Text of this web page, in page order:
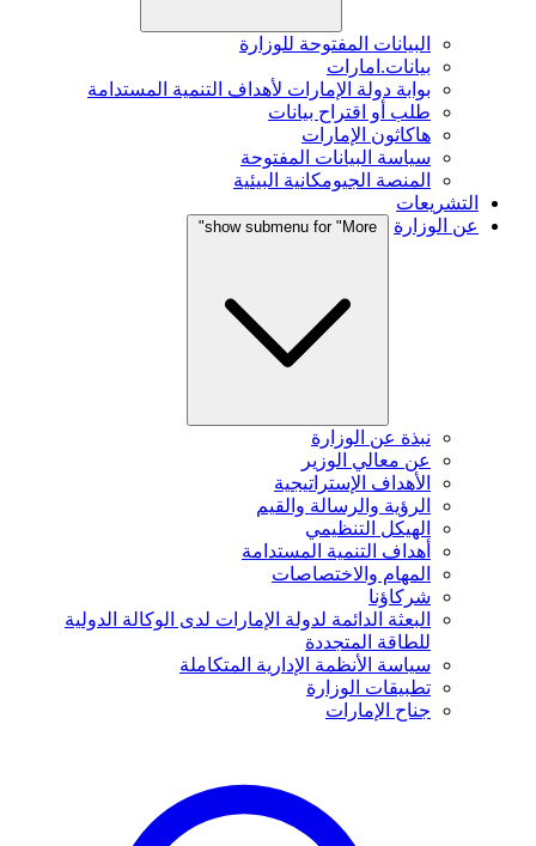
البيانات المفتوحة للوزارة
بيانات.امارات
بوابة دولة الإمارات لأهداف التنمية المستدامة
طلب أو اقتراح بيانات
هاكاثون الإمارات
سياسة البيانات المفتوحة
المنصة الجيومكانية البيئية
التشريعات
عن الوزارة
show submenu for "More"
نبذة عن الوزارة
عن معالي الوزير
الأهداف الإستراتيجية
الرؤية والرسالة والقيم
الهيكل التنظيمي
أهداف التنمية المستدامة
المهام والاختصاصات
شركاؤنا
البعثة الدائمة لدولة الإمارات لدى الوكالة الدولية
للطاقة المتجددة
سياسة الأنظمة الإدارية المتكاملة
تطبيقات الوزارة
جناح الإمارات